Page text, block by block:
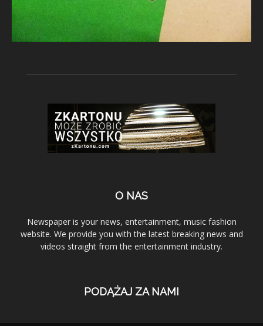
O NAS
Newspaper is your news, entertainment, music fashion
website. We provide you with the latest breaking news and
videos straight from the entertainment industry.
PODĄŻAJ ZA NAMI